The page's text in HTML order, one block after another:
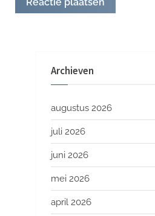
Archieven
augustus 2026
juli 2026
juni 2026
mei 2026
april 2026